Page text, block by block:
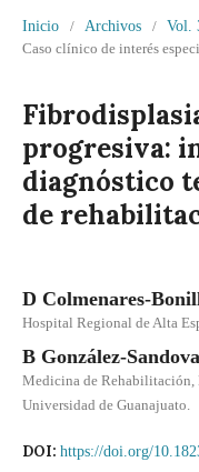
Inicio / Archivos / Vol.
Caso clínico de interés
progresiva:
diagnóstico
de
D Colmenares-
Hospital Regional de Alta
B González-
Medicina de Rehabilitación,
Universidad de Guanajuato.
DOI: https://doi.org/